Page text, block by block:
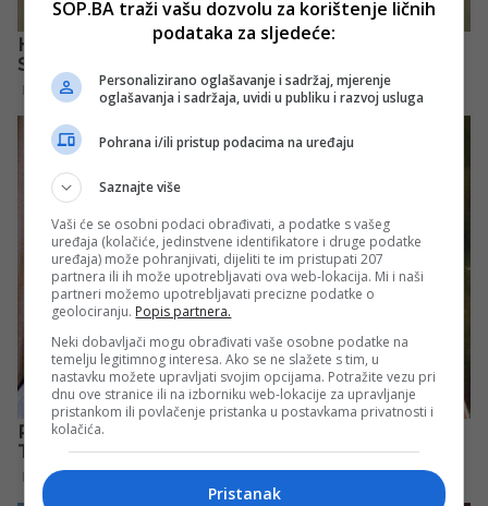
SOP.BA traži vašu dozvolu za korištenje ličnih
podataka za sljedeće:
Personalizirano oglašavanje i sadržaj, mjerenje
oglašavanja i sadržaja, uvidi u publiku i razvoj usluga
Pohrana i/ili pristup podacima na uređaju
Saznajte više
Vaši će se osobni podaci obrađivati, a podatke s vašeg
uređaja (kolačiće, jedinstvene identifikatore i druge podatke
uređaja) može pohranjivati, dijeliti te im pristupati 207
partnera ili ih može upotrebljavati ova web-lokacija. Mi i naši
partneri možemo upotrebljavati precizne podatke o
geolociranju. Popis partnera.
Neki dobavljači mogu obrađivati vaše osobne podatke na
temelju legitimnog interesa. Ako se ne slažete s tim, u
nastavku možete upravljati svojim opcijama. Potražite vezu pri
dnu ove stranice ili na izborniku web-lokacije za upravljanje
pristankom ili povlačenje pristanka u postavkama privatnosti i
kolačića.
Pristanak